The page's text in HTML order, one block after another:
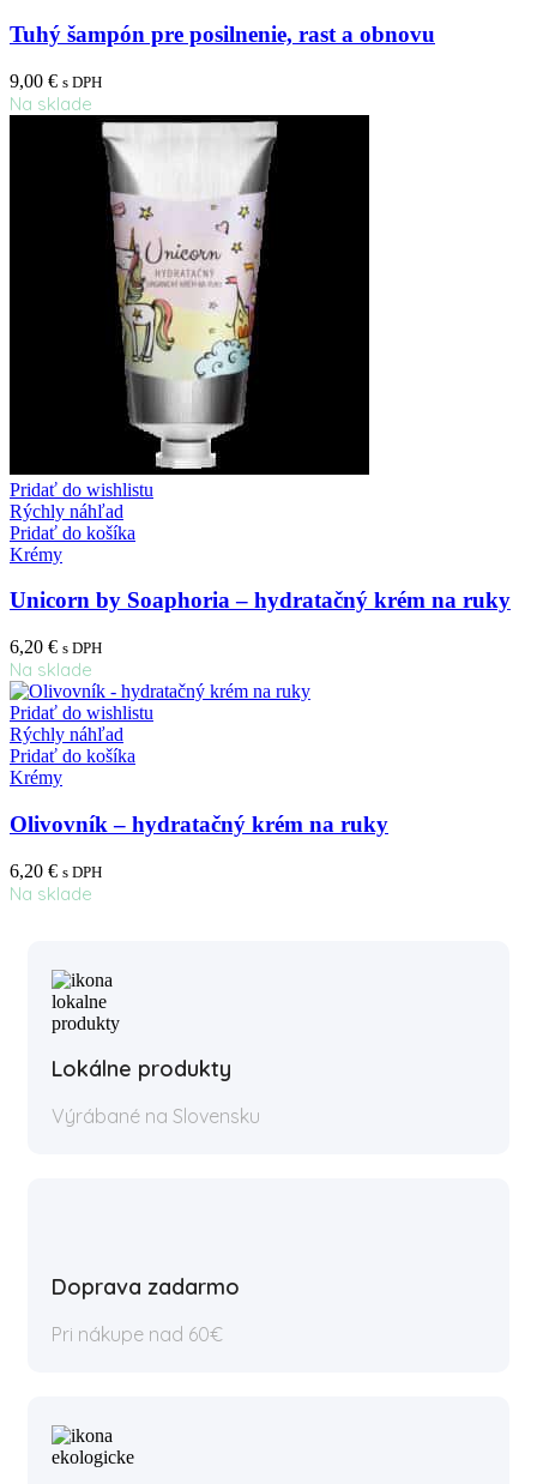
Tuhý šampón pre posilnenie, rast a obnovu
9,00 € s DPH
Na sklade
Pridať do wishlistu
Rýchly náhľad
Pridať do košíka
Krémy
Unicorn by Soaphoria – hydratačný krém na ruky
6,20 € s DPH
Na sklade
Pridať do wishlistu
Rýchly náhľad
Pridať do košíka
Krémy
Olivovník – hydratačný krém na ruky
6,20 € s DPH
Na sklade
Lokálne produkty
Výrábané na Slovensku
Doprava zadarmo
Pri nákupe nad 60€